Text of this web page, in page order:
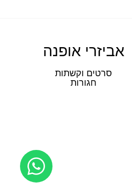
אביזרי אופנה
סרטים וקשתות
חגורות